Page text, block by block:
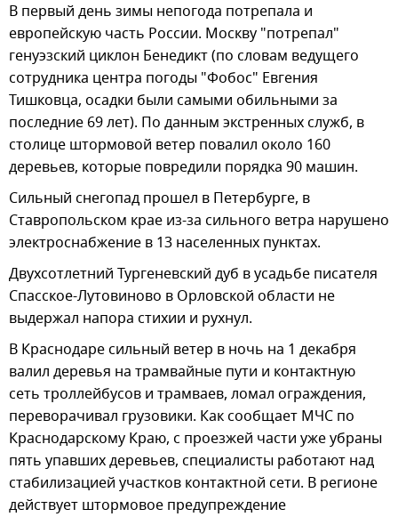
В первый день зимы непогода потрепала и
европейскую часть России. Москву "потрепал"
генуэзский циклон Бенедикт (по словам ведущего
сотрудника центра погоды "Фобос" Евгения
Тишковца, осадки были самыми обильными за
последние 69 лет). По данным экстренных служб, в
столице штормовой ветер повалил около 160
деревьев, которые повредили порядка 90 машин.
Сильный снегопад прошел в Петербурге, в
Ставропольском крае из-за сильного ветра нарушено
электроснабжение в 13 населенных пунктах.
Двухсотлетний Тургеневский дуб в усадьбе писателя
Спасское-Лутовиново в Орловской области не
выдержал напора стихии и рухнул.
В Краснодаре сильный ветер в ночь на 1 декабря
валил деревья на трамвайные пути и контактную
сеть троллейбусов и трамваев, ломал ограждения,
переворачивал грузовики. Как сообщает МЧС по
Краснодарскому Краю, с проезжей части уже убраны
пять упавших деревьев, специалисты работают над
стабилизацией участков контактной сети. В регионе
действует штормовое предупреждение